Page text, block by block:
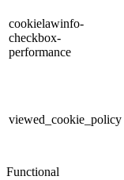
cookielawinfo-
checkbox-
performance
viewed_cookie_policy
Functional